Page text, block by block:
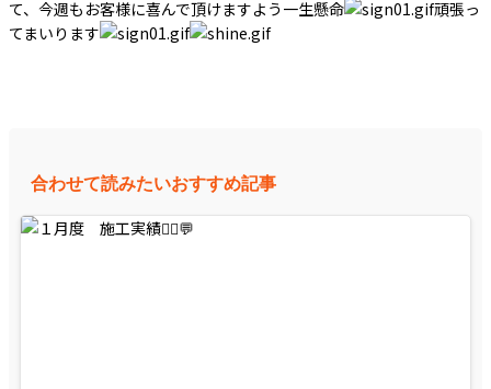
て、今週もお客様に喜んで頂けますよう一生懸命
頑張っ
てまいります
合わせて読みたいおすすめ記事